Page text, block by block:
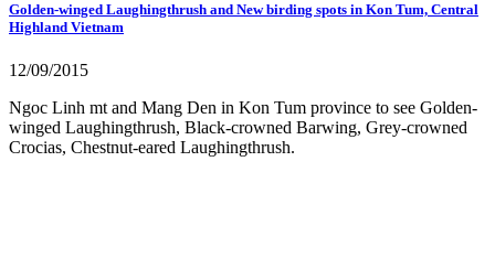
Golden-winged Laughingthrush and New birding spots in Kon Tum, Central
Highland Vietnam
12/09/2015
Ngoc Linh mt and Mang Den in Kon Tum province to see Golden-
winged Laughingthrush, Black-crowned Barwing, Grey-crowned
Crocias, Chestnut-eared Laughingthrush.